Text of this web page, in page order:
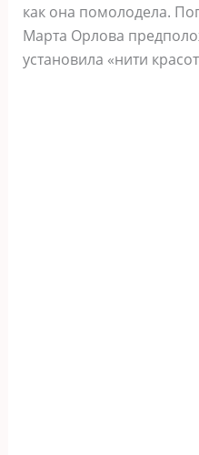
как она помолодела.
Марта Орлова
установила «нити